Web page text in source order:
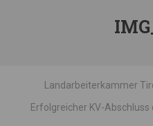
Landarbeiterkammer
Erfolgreicher KV-